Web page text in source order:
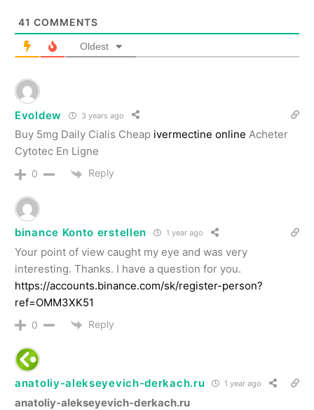
41 COMMENTS
Oldest
Evoldew 3 years ago
Buy 5mg Daily Cialis Cheap ivermectine online Acheter
Cytotec En Ligne
0 Reply
binance Konto erstellen 1 year ago
Your point of view caught my eye and was very
interesting. Thanks. I have a question for you.
https://accounts.binance.com/sk/register-person?
ref=OMM3XK51
0 Reply
anatoliy-alekseyevich-derkach.ru 1 year ago
anatoliy-alekseyevich-derkach.ru